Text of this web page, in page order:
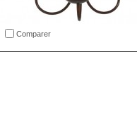
Comparer